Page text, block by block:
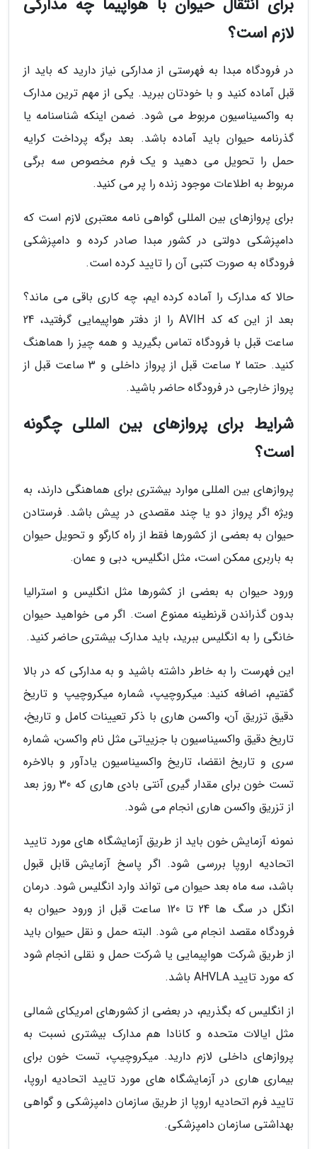
برای انتقال حیوان با هواپیما چه مدارکی
لازم است؟
در فرودگاه مبدا به فهرستی از مدارکی نیاز دارید که باید از
قبل آماده کنید و با خودتان ببرید. یکی از مهم ترین مدارک
به واکسیناسیون مربوط می شود. ضمن اینکه شناسنامه یا
گذرنامه حیوان باید آماده باشد. بعد برگه پرداخت کرایه
حمل را تحویل می دهید و یک فرم مخصوص سه برگی
مربوط به اطلاعات موجود زنده را پر می کنید.
برای پروازهای بین المللی گواهی نامه معتبری لازم است که
دامپزشکی دولتی در کشور مبدا صادر کرده و دامپزشکی
فرودگاه به صورت کتبی آن را تایید کرده است.
حالا که مدارک را آماده کرده ایم، چه کاری باقی می ماند؟
بعد از این که کد AVIH را از دفتر هواپیمایی گرفتید، 24
ساعت قبل با فرودگاه تماس بگیرید و همه چیز را هماهنگ
کنید. حتما 2 ساعت قبل از پرواز داخلی و 3 ساعت قبل از
پرواز خارجی در فرودگاه حاضر باشید.
شرایط برای پروازهای بین المللی چگونه
است؟
پروازهای بین المللی موارد بیشتری برای هماهنگی دارند، به
ویژه اگر پرواز دو یا چند مقصدی در پیش باشد. فرستادن
حیوان به بعضی از کشورها فقط از راه کارگو و تحویل حیوان
به باربری ممکن است، مثل انگلیس، دبی و عمان.
ورود حیوان به بعضی از کشورها مثل انگلیس و استرالیا
بدون گذراندن قرنطینه ممنوع است. اگر می خواهید حیوان
خانگی را به انگلیس ببرید، باید مدارک بیشتری حاضر کنید.
این فهرست را به خاطر داشته باشید و به مدارکی که در بالا
گفتیم، اضافه کنید: میکروچیپ، شماره میکروچیپ و تاریخ
دقیق تزریق آن، واکسن هاری با ذکر تعیینات کامل و تاریخ،
تاریخ دقیق واکسیناسیون با جزییاتی مثل نام واکسن، شماره
سری و تاریخ انقضا، تاریخ واکسیناسیون یادآور و بالاخره
تست خون برای مقدار گیری آنتی بادی هاری که 30 روز بعد
از تزریق واکسن هاری انجام می شود.
نمونه آزمایش خون باید از طریق آزمایشگاه های مورد تایید
اتحادیه اروپا بررسی شود. اگر پاسخ آزمایش قابل قبول
باشد، سه ماه بعد حیوان می تواند وارد انگلیس شود. درمان
انگل در سگ ها 24 تا 120 ساعت قبل از ورود حیوان به
فرودگاه مقصد انجام می شود. البته حمل و نقل حیوان باید
از طریق شرکت هواپیمایی یا شرکت حمل و نقلی انجام شود
که مورد تایید AHVLA باشد.
از انگلیس که بگذریم، در بعضی از کشورهای امریکای شمالی
مثل ایالات متحده و کانادا هم مدارک بیشتری نسبت به
پروازهای داخلی لازم دارید. میکروچیپ، تست خون برای
بیماری هاری در آزمایشگاه های مورد تایید اتحادیه اروپا،
تایید فرم اتحادیه اروپا از طریق سازمان دامپزشکی و گواهی
بهداشتی سازمان دامپزشکی.